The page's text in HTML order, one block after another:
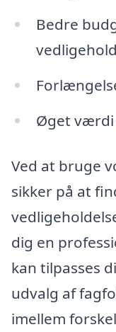
Bedre
Øget værdi
Ved at bruge
sikker på at
dig en
kan tilpasses
udvalg af
imellem